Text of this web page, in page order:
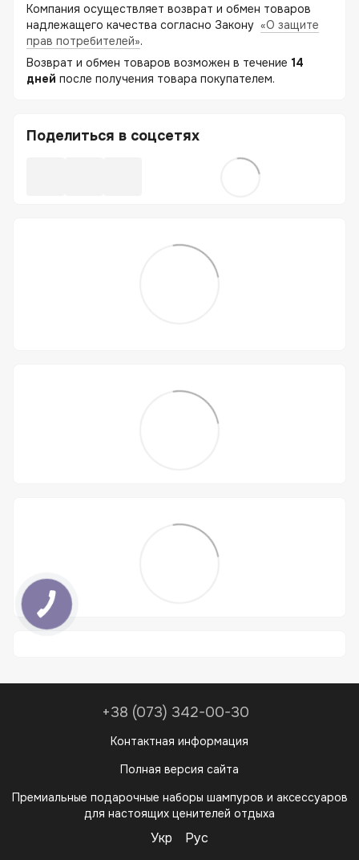
Компания осуществляет возврат и обмен товаров
надлежащего качества согласно Закону «О защите
прав потребителей».
Возврат и обмен товаров возможен в течение 14
дней после получения товара покупателем.
Поделиться в соцсетях
+38 (073) 342-00-30
Контактная информация
Полная версия сайта
Премиальные подарочные наборы шампуров и аксессуаров
для настоящих ценителей отдыха
Укр Рус